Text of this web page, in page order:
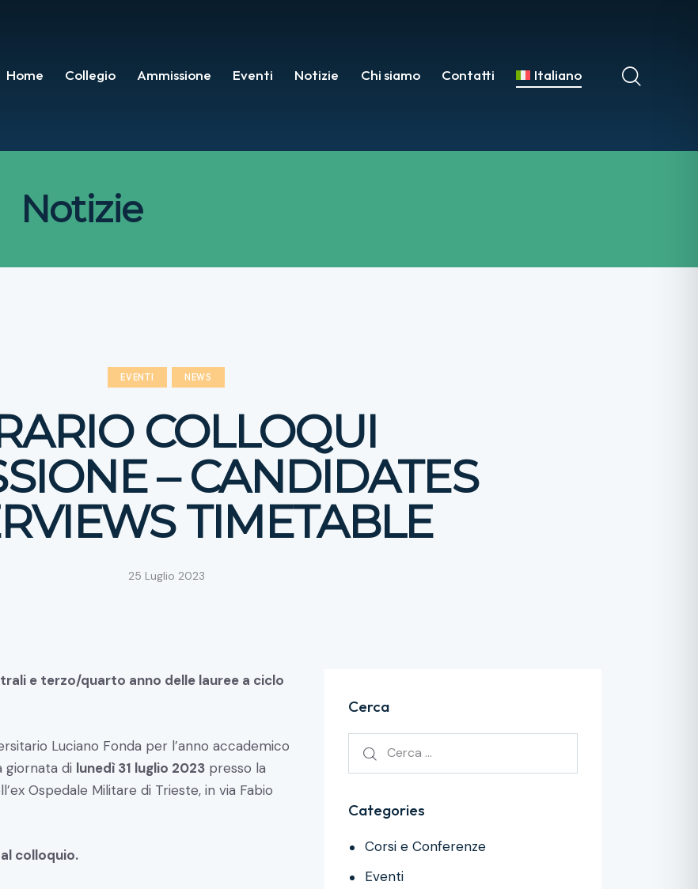
Home Collegio Ammissione Eventi Notizie Chi siamo Contatti Italiano
Notizie
EVENTI NEWS
COLLOQUI
– CANDIDATES
TIMETABLE
25 Luglio 2023
e terzo/quarto anno delle lauree a ciclo
Luciano Fonda per l’anno accademico
giornata di lunedì 31 luglio 2023 presso la
Ospedale Militare di Trieste, in via Fabio
colloquio.
Cerca
Categories
Corsi e Conferenze
Eventi